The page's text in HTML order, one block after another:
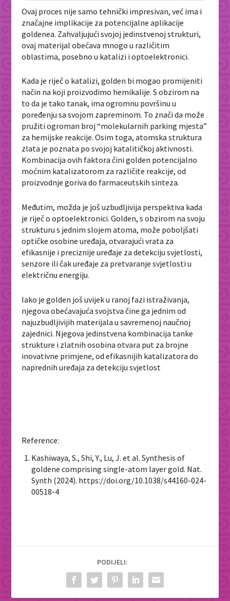
Ovaj proces nije samo tehnički impresivan, već ima i
značajne implikacije za potencijalne aplikacije
goldenea. Zahvaljujući svojoj jedinstvenoj strukturi,
ovaj materijal obećava mnogo u različitim
oblastima, posebno u katalizi i optoelektronici.
Kada je riječ o katalizi, golden bi mogao promijeniti
način na koji proizvodimo hemikalije. S obzirom na
to da je tako tanak, ima ogromnu površinu u
poređenju sa svojom zapreminom. To znači da može
pružiti ogroman broj “molekularnih parking mjesta”
za hemijske reakcije. Osim toga, atomska struktura
zlata je poznata po svojoj katalitičkoj aktivnosti.
Kombinacija ovih faktora čini golden potencijalno
moćnim katalizatorom za različite reakcije, od
proizvodnje goriva do farmaceutskih sinteza.
Međutim, možda je još uzbudljivija perspektiva kada
je riječ o optoelektronici. Golden, s obzirom na svoju
strukturu s jednim slojem atoma, može poboljšati
optičke osobine uređaja, otvarajući vrata za
efikasnije i preciznije uređaje za detekciju svjetlosti,
senzore ili čak uređaje za pretvaranje svjetlosti u
električnu energiju.
Iako je golden još uvijek u ranoj fazi istraživanja,
njegova obećavajuća svojstva čine ga jednim od
najuzbudljivijih materijala u savremenoj naučnoj
zajednici. Njegova jedinstvena kombinacija tanke
strukture i zlatnih osobina otvara put za brojne
inovativne primjene, od efikasnijih katalizatora do
naprednih uređaja za detekciju svjetlost
Reference:
Kashiwaya, S., Shi, Y., Lu, J. et al. Synthesis of
goldene comprising single-atom layer gold. Nat.
Synth (2024). https://doi.org/10.1038/s44160-024-
00518-4
PODIJELI: